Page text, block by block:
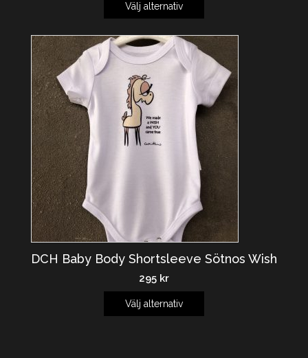
Välj alternativ
DCH Baby Body Shortsleeve Sötnos Wish
295 kr
Välj alternativ